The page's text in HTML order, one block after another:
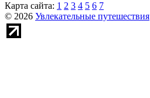
Карта сайта: 1 2 3 4 5 6 7
© 2026 Увлекательные путешествия